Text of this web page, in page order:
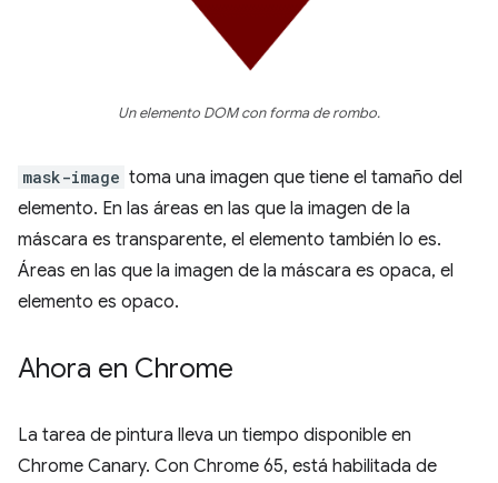
Un elemento DOM con forma de rombo.
mask-image toma una imagen que tiene el tamaño del
elemento. En las áreas en las que la imagen de la
máscara es transparente, el elemento también lo es.
Áreas en las que la imagen de la máscara es opaca, el
elemento es opaco.
Ahora en Chrome
La tarea de pintura lleva un tiempo disponible en
Chrome Canary. Con Chrome 65, está habilitada de